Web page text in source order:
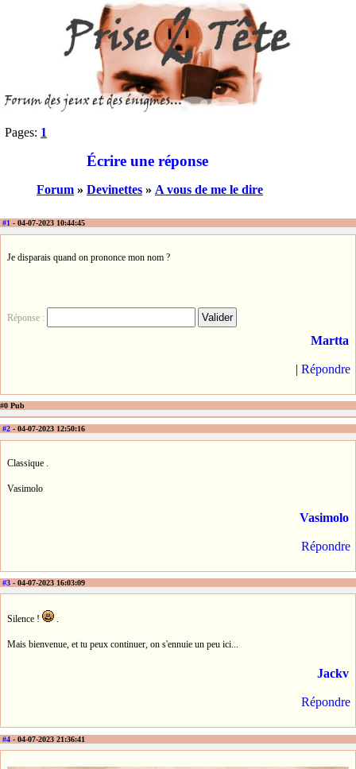
Pages: 1
Écrire une réponse
Forum » Devinettes » A vous de me le dire
#1 - 04-07-2023 10:44:45
Je disparais quand on prononce mon nom ?
Réponse :
Martta
| Répondre
#0 Pub
#2 - 04-07-2023 12:50:16
Classique .
Vasimolo
Vasimolo
Répondre
#3 - 04-07-2023 16:03:09
Silence ! .
Mais bienvenue, et tu peux continuer, on s'ennuie un peu ici...
Jackv
Répondre
#4 - 04-07-2023 21:36:41